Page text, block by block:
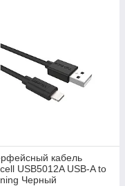
кабель
USB5012A USB-A to
Черный